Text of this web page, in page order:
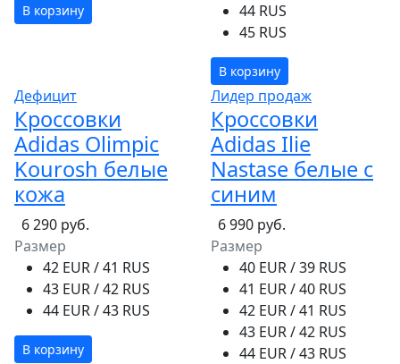
В корзину
44 RUS
45 RUS
В корзину
Дефицит
Кроссовки
Adidas Olimpic
Kourosh белые
кожа
6 290 руб.
Размер
42 EUR / 41 RUS
43 EUR / 42 RUS
44 EUR / 43 RUS
В корзину
Лидер продаж
Кроссовки
Adidas Ilie
Nastase белые с
синим
6 990 руб.
Размер
40 EUR / 39 RUS
41 EUR / 40 RUS
42 EUR / 41 RUS
43 EUR / 42 RUS
44 EUR / 43 RUS